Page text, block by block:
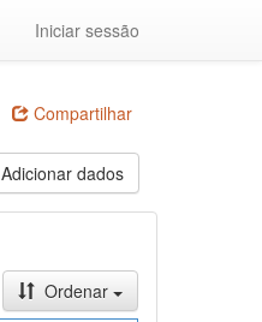
Iniciar sessão
Compartilhar
Adicionar dados
Ordenar